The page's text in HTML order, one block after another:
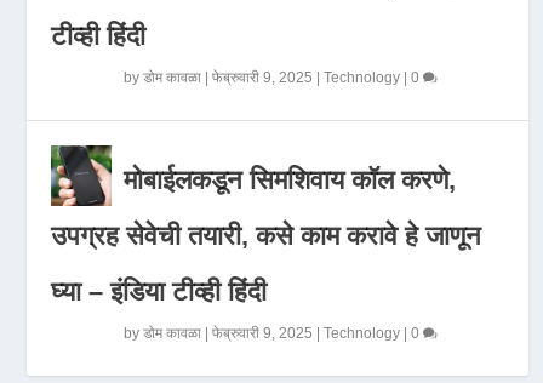
टीव्ही हिंदी
byडोम कावळा |फेब्रुवारी 9, 2025 |Technology |0
मोबाईलकडून सिमशिवाय कॉल करणे,
उपग्रह सेवेची तयारी, कसे काम करावे हे जाणून
घ्या – इंडिया टीव्ही हिंदी
byडोम कावळा |फेब्रुवारी 9, 2025 |Technology |0